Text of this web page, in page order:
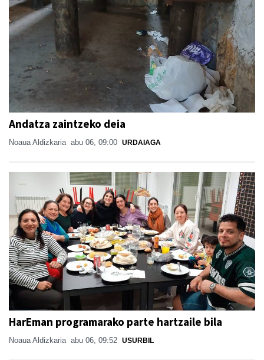
Andatza zaintzeko deia
Noaua Aldizkaria abu 06, 09:00 URDAIAGA
HarEman programarako parte hartzaile bila
Noaua Aldizkaria abu 06, 09:52 USURBIL